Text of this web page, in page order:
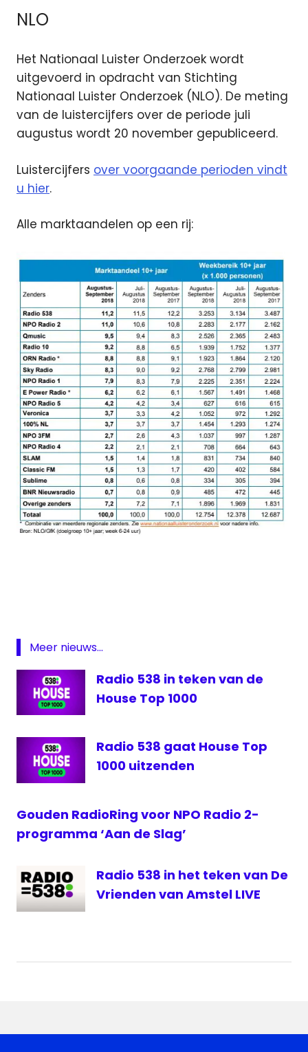
NLO
Het Nationaal Luister Onderzoek wordt
uitgevoerd in opdracht van Stichting
Nationaal Luister Onderzoek (NLO). De meting
van de luistercijfers over de periode juli
augustus wordt 20 november gepubliceerd.
Luistercijfers over voorgaande perioden vindt
u hier.
Alle marktaandelen op een rij:
Radio
Radio
Radio
Sky
Radio
Meer nieuws...
Radio 538 in teken van de
House Top 1000
Radio 538 gaat House Top
1000 uitzenden
Gouden RadioRing voor NPO Radio 2-
programma ‘Aan de Slag’
Radio 538 in het teken van De
Vrienden van Amstel LIVE